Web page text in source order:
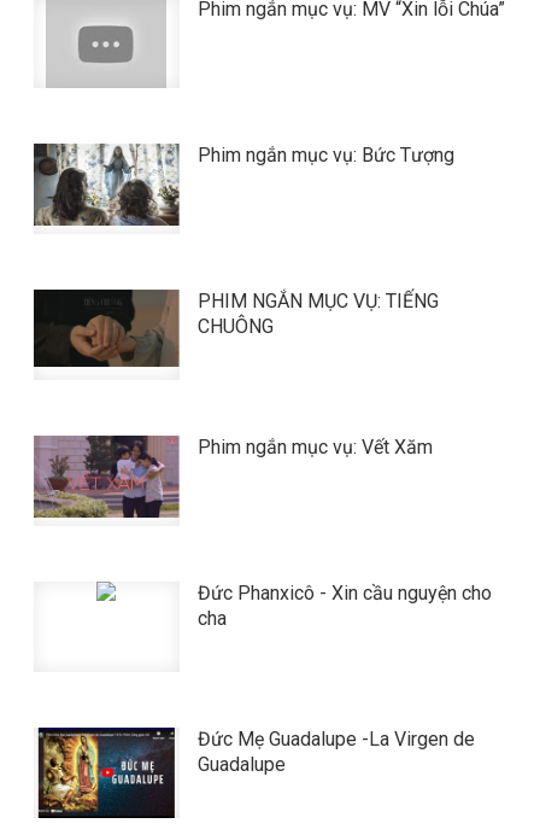
Phim ngắn mục vụ: MV “Xin lỗi Chúa”
Phim ngắn mục vụ: Bức Tượng
PHIM NGẮN MỤC VỤ: TIẾNG
CHUÔNG
Phim ngắn mục vụ: Vết Xăm
Đức Phanxicô - Xin cầu nguyện cho
cha
Đức Mẹ Guadalupe -La Virgen de
Guadalupe